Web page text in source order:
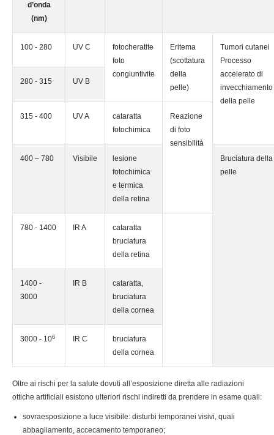
d’onda
(nm)
100 - 280 UV C
fotocheratite
foto
congiuntivite
Eritema
(scottatura
della
pelle)
Tumori cutanei
Processo
accelerato di
invecchiamento
della pelle
280 - 315 UV B
315 - 400 UV A
cataratta
fotochimica
Reazione
di foto
sensibilità
400 – 780
Visibile
lesione
fotochimica
e termica
della retina
Bruciatura della
pelle
780 - 1400 IR A
cataratta
bruciatura
della retina
1400 -
3000
IR B
cataratta,
bruciatura
della cornea
3000 - 106 IR C
bruciatura
della cornea
Oltre ai rischi per la salute dovuti all’esposizione diretta alle radiazioni
ottiche artificiali esistono ulteriori rischi indiretti da prendere in esame quali:
sovraesposizione a luce visibile: disturbi temporanei visivi, quali
abbagliamento, accecamento temporaneo;